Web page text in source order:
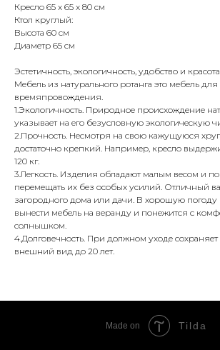
Кресло 65 x 65 x 80 см
Ктол круглый:
Высота 60 см
Диаметр 65 см
Эстетичность, экологичность, удобство и красота.
Мебель из натурального ротанга это мебель
времяпровождения.
1.Экологичность. Природное происхождение
указывает на его безусловную экологическую
2.Прочность. Несмотря на свою кажущуюся
достаточно крепкий. Например, кресло
120 кг.
3.Легкость. Изделия обладают малым весом и
перемещать их без особых усилий. Отличный
загородного дома или дачи. В хорошую погоду
вынести мебель на веранду и понежится с
солнышком.
4.Долговечность. При должном уходе
внешний вид до 20 лет.
Made on Tilda